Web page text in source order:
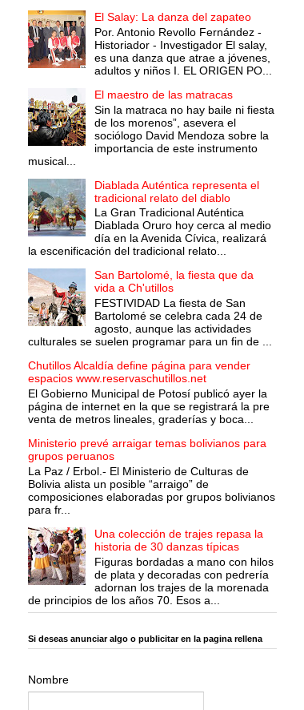
El Salay: La danza del zapateo
Por. Antonio Revollo Fernández -
Historiador - Investigador El salay,
es una danza que atrae a jóvenes,
adultos y niños I. EL ORIGEN PO...
El maestro de las matracas
Sin la matraca no hay baile ni fiesta
de los morenos”, asevera el
sociólogo David Mendoza sobre la
importancia de este instrumento
musical...
Diablada Auténtica representa el
tradicional relato del diablo
La Gran Tradicional Auténtica
Diablada Oruro hoy cerca al medio
día en la Avenida Cívica, realizará
la escenificación del tradicional relato...
San Bartolomé, la fiesta que da
vida a Ch'utillos
FESTIVIDAD La fiesta de San
Bartolomé se celebra cada 24 de
agosto, aunque las actividades
culturales se suelen programar para un fin de ...
Chutillos Alcaldía define página para vender
espacios www.reservaschutillos.net
El Gobierno Municipal de Potosí publicó ayer la
página de internet en la que se registrará la pre
venta de metros lineales, graderías y boca...
Ministerio prevé arraigar temas bolivianos para
grupos peruanos
La Paz / Erbol.- El Ministerio de Culturas de
Bolivia alista un posible “arraigo” de
composiciones elaboradas por grupos bolivianos
para fr...
Una colección de trajes repasa la
historia de 30 danzas típicas
Figuras bordadas a mano con hilos
de plata y decoradas con pedrería
adornan los trajes de la morenada
de principios de los años 70. Esos a...
Si deseas anunciar algo o publicitar en la pagina rellena
Nombre